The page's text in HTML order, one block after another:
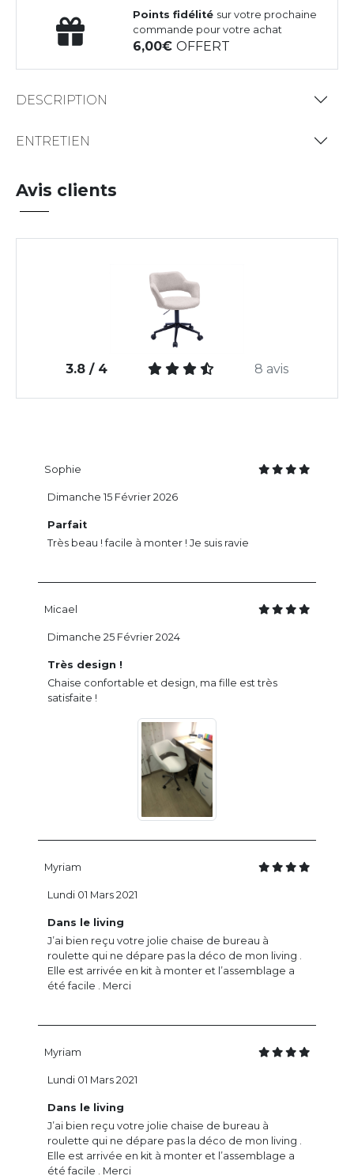
Points fidélité sur votre prochaine
commande pour votre achat
6,00OFFERT
DESCRIPTION
ENTRETIEN
Avis clients
3.8 / 4 8 avis
Sophie
Parfait
Très beau ! facile à monter ! Je suis ravie
Dimanche 15 Février 2026
Micael
Très design !
Chaise confortable et design, ma fille est très
satisfaite !
Dimanche 25 Février 2024
Myriam
Dans le living
J’ai bien reçu votre jolie chaise de bureau à
roulette qui ne dépare pas la déco de mon living .
Elle est arrivée en kit à monter et l’assemblage a
été facile . Merci
Lundi 01 Mars 2021
Myriam
Dans le living
J’ai bien reçu votre jolie chaise de bureau à
roulette qui ne dépare pas la déco de mon living .
Elle est arrivée en kit à monter et l’assemblage a
été facile . Merci
Lundi 01 Mars 2021